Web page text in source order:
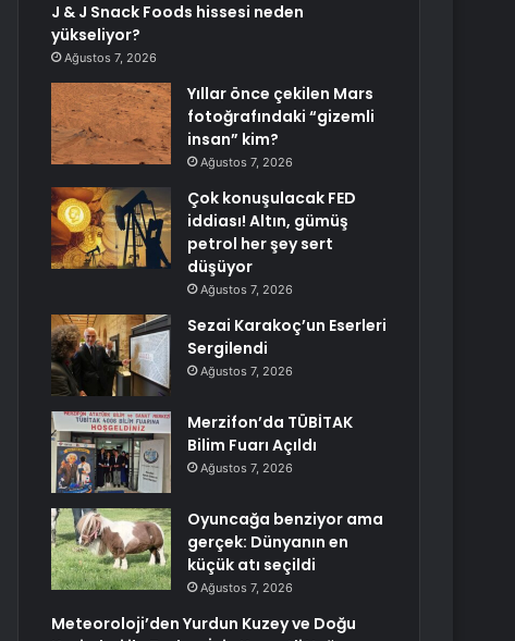
J & J Snack Foods hissesi neden
yükseliyor?
Ağustos 7, 2026
Yıllar önce çekilen Mars
fotoğrafındaki “gizemli
insan” kim?
Ağustos 7, 2026
Çok konuşulacak FED
iddiası! Altın, gümüş
petrol her şey sert
düşüyor
Ağustos 7, 2026
Sezai Karakoç’un Eserleri
Sergilendi
Ağustos 7, 2026
Merzifon’da TÜBİTAK
Bilim Fuarı Açıldı
Ağustos 7, 2026
Oyuncağa benziyor ama
gerçek: Dünyanın en
küçük atı seçildi
Ağustos 7, 2026
Meteoroloji’den Yurdun Kuzey ve Doğu